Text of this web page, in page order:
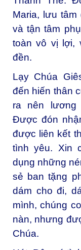
Maria, lưu
và tận tâm
toàn vô vị lợi,
đền.
Lạy Chúa
đến hiến thân
ra nên lương
Được đón
được liên kết
tình yêu. Xin
dụng những
sẻ ban tặng
dám cho đi,
mình, chúng
nàn, nhưng
Chúa.